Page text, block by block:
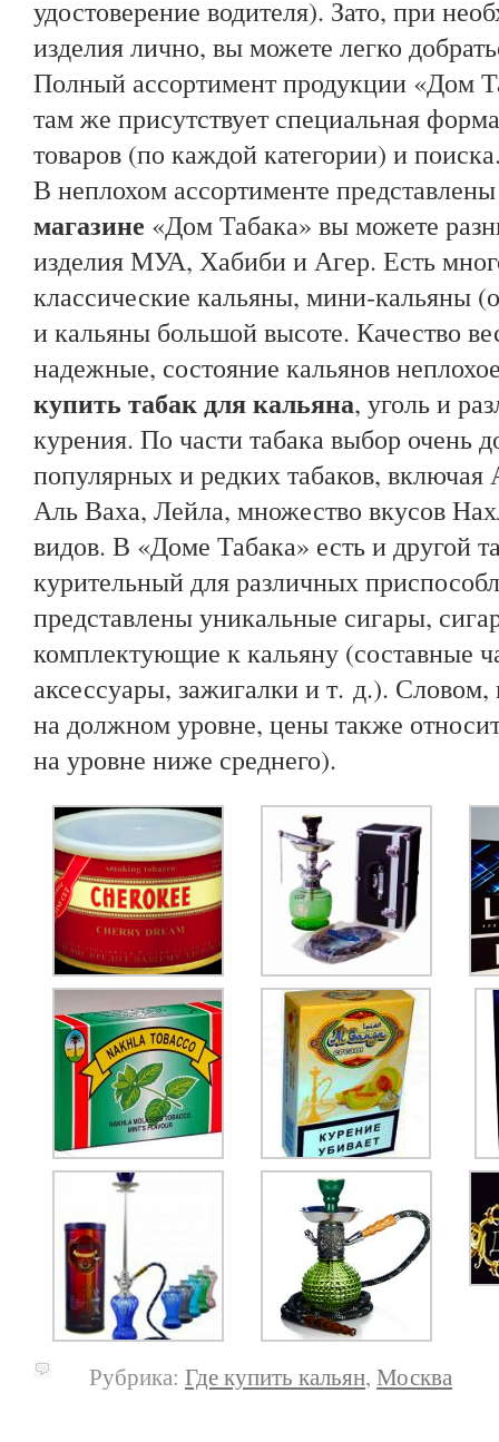
удостоверение водителя). Зато, при
изделия лично, вы можете легко
Полный ассортимент продукции «Дом
там же присутствует специальная
товаров (по каждой категории) и
В неплохом ассортименте
магазине «Дом Табака» вы можете
изделия МУА, Хабиби и Агер. Есть
классические кальяны, мини-кальяны
и кальяны большой высоте. Качество
надежные, состояние кальянов
купить табак для кальяна, уголь и
курения. По части табака выбор очень
популярных и редких табаков,
Аль Ваха, Лейла, множество вкусов
видов. В «Доме Табака» есть и другой
курительный для различных
представлены уникальные сигары,
комплектующие к кальяну (составные
аксессуары, зажигалки и т. д.).
на должном уровне, цены также
на уровне ниже среднего).
Рубрика: Где купить кальян, Москва